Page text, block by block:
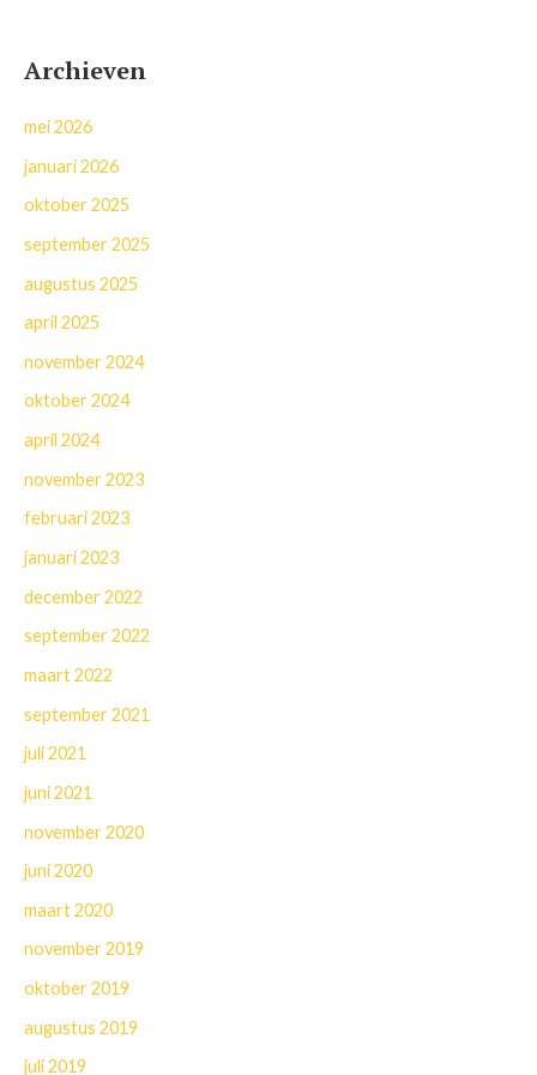
Archieven
mei 2026
januari 2026
oktober 2025
september 2025
augustus 2025
april 2025
november 2024
oktober 2024
april 2024
november 2023
februari 2023
januari 2023
december 2022
september 2022
maart 2022
september 2021
juli 2021
juni 2021
november 2020
juni 2020
maart 2020
november 2019
oktober 2019
augustus 2019
juli 2019